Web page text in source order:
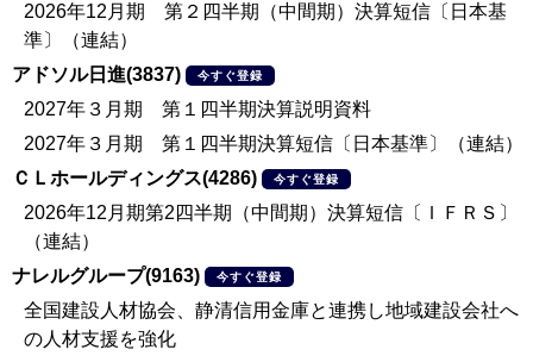
2026年12月期 第２四半期（中間期）決算短信〔日本基
準〕（連結）
アドソル日進(3837)
今すぐ登録
2027年３月期 第１四半期決算説明資料
2027年３月期 第１四半期決算短信〔日本基準〕（連結）
ＣＬホールディングス(4286)
今すぐ登録
2026年12月期第2四半期（中間期）決算短信〔ＩＦＲＳ〕
（連結）
ナレルグループ(9163)
今すぐ登録
全国建設人材協会、静清信用金庫と連携し地域建設会社へ
の人材支援を強化